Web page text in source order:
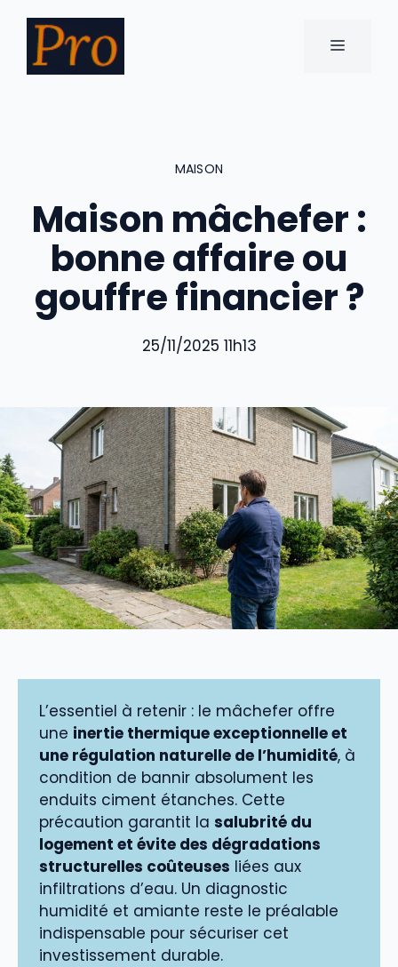
contenu
MENU
MAISON
Maison mâchefer :
bonne affaire ou
gouffre financier ?
25/11/2025 11h13
L’essentiel à retenir : le mâchefer offre
une inertie thermique exceptionnelle et
une régulation naturelle de l’humidité, à
condition de bannir absolument les
enduits ciment étanches. Cette
précaution garantit la salubrité du
logement et évite des dégradations
structurelles coûteuses liées aux
infiltrations d’eau. Un diagnostic
humidité et amiante reste le préalable
indispensable pour sécuriser cet
investissement durable.